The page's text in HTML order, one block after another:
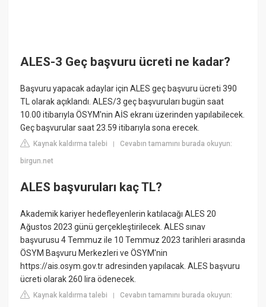
ALES-3 Geç başvuru ücreti ne kadar?
Başvuru yapacak adaylar için ALES geç başvuru ücreti 390
TL olarak açıklandı. ALES/3 geç başvuruları bugün saat
10.00 itibarıyla ÖSYM'nin AİS ekranı üzerinden yapılabilecek.
Geç başvurular saat 23.59 itibarıyla sona erecek.
Kaynak kaldırma talebi |Cevabın tamamını burada okuyun:
birgun.net
ALES başvuruları kaç TL?
Akademik kariyer hedefleyenlerin katılacağı ALES 20
Ağustos 2023 günü gerçekleştirilecek. ALES sınav
başvurusu 4 Temmuz ile 10 Temmuz 2023 tarihleri arasında
ÖSYM Başvuru Merkezleri ve ÖSYM'nin
https://ais.osym.gov.tr adresinden yapılacak. ALES başvuru
ücreti olarak 260 lira ödenecek.
Kaynak kaldırma talebi |Cevabın tamamını burada okuyun: